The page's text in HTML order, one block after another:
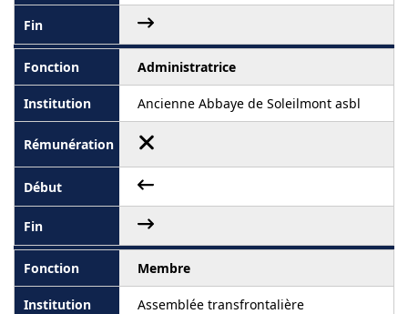
Administratrice
Ancienne Abbaye de Soleilmont asbl
Membre
Assemblée transfrontalière